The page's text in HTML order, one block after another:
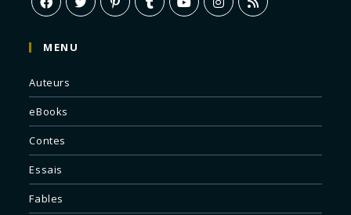
MENU
Auteurs
eBooks
Contes
Essais
Fables